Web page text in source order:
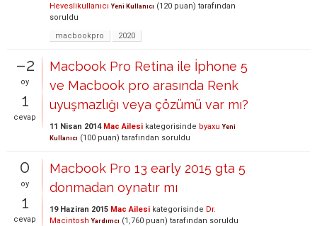
Heveslikullanıcı Yeni Kullanıcı (120 puan) tarafından
soruldu
macbookpro
2020
–2
oy
1
cevap
Macbook Pro Retina ile İphone 5
ve Macbook pro arasında Renk
uyuşmazlığı veya çözümü var mı?
11 Nisan 2014 Mac Ailesi kategorisinde byaxu Yeni
Kullanıcı (100 puan) tarafından soruldu
0
oy
1
cevap
Macbook Pro 13 early 2015 gta 5
donmadan oynatır mı
19 Haziran 2015 Mac Ailesi kategorisinde Dr.
Macintosh Yardımcı (1,760 puan) tarafından soruldu